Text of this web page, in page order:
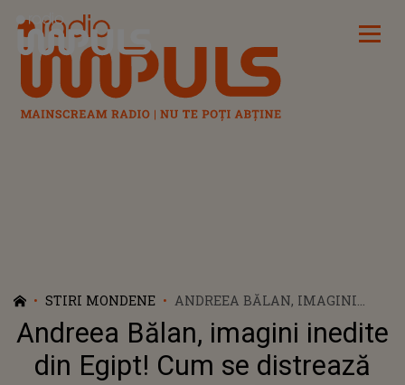
Radio Impuls
STIRI MONDENE
ANDREEA BĂLAN, IMAGINI
INEDITE DIN EGIPT! CUM SE
DISTREAZĂ ARTISTA ALĂTURI
DE FIICELE SALE
Andreea Bălan, imagini inedite
din Egipt! Cum se distrează